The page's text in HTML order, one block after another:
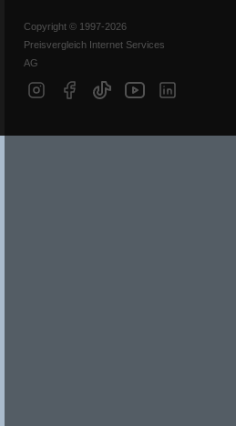
Copyright © 1997-2026
Preisvergleich Internet Services
AG